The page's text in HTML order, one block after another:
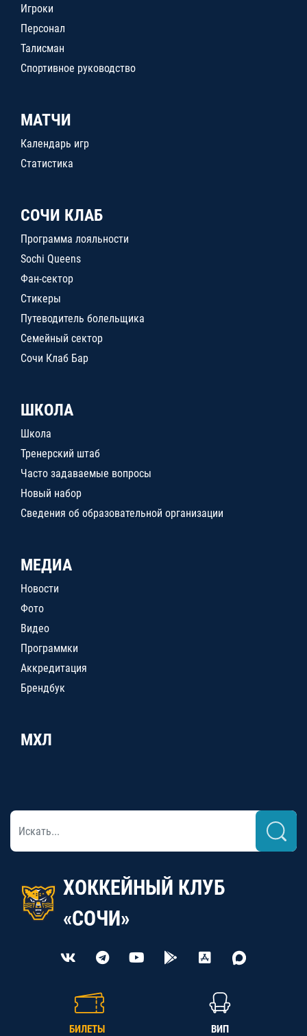
Игроки
Персонал
Талисман
Спортивное руководство
МАТЧИ
Календарь игр
Статистика
СОЧИ КЛАБ
Программа лояльности
Sochi Queens
Фан-сектор
Стикеры
Путеводитель болельщика
Семейный сектор
Сочи Клаб Бар
ШКОЛА
Школа
Тренерский штаб
Часто задаваемые вопросы
Новый набор
Сведения об образовательной организации
МЕДИА
Новости
Фото
Видео
Программки
Аккредитация
Брендбук
МХЛ
ХОККЕЙНЫЙ КЛУБ
«СОЧИ»
БИЛЕТЫ ВИП